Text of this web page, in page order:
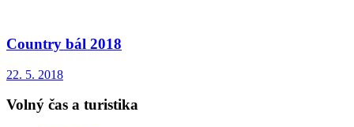
Country bál 2018
22. 5. 2018
Volný čas a turistika